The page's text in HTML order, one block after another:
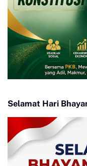
Selamat Hari